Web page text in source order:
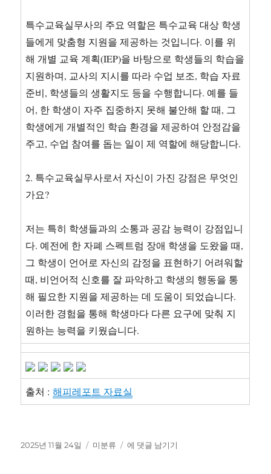
특수교육실무사의 주요 역할은 특수교육 대상 학생
들에게 맞춤형 지원을 제공하는 것입니다. 이를 위
해 개별 교육 계획(IEP)을 바탕으로 학생들의 학습을
지원하며, 교사의 지시를 따라 수업 보조, 학습 자료
준비, 학생들의 생활지도 등을 수행합니다. 예를 들
어, 한 학생이 자주 집중하지 못해 불안해 할 때, 그
학생에게 개별적인 학습 환경을 제공하여 안정감을
주고, 수업 참여를 돕는 일이 제 역할에 해당합니다.
2. 특수교육실무사로서 자신이 가진 강점은 무엇인
가요?
저는 특히 학생들과의 소통과 공감 능력이 강점입니
다. 예전에 한 자폐 스펙트럼 장애 학생을 도왔을 때,
그 학생이 언어로 자신의 감정을 표현하기 어려워할
때, 비언어적 신호를 잘 파악하고 학생의 행동을 통
해 필요한 지원을 제공하는 데 도움이 되었습니다.
이러한 경험을 통해 학생마다 다른 요구에 맞춰 지
원하는 능력을 키웠습니다.
출처 :해피레포트 자료실
작
2025년 11월 24일
카
미분류
[특
에 댓글 남기기